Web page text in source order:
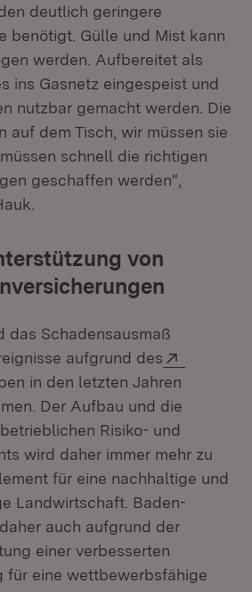
deutlich geringere
benötigt. Gülle und Mist kann
werden. Aufbereitet als
ins Gasnetz eingespeist und
nutzbar gemacht werden. Die
auf dem Tisch, wir müssen sie
schnell die richtigen
geschaffen werden“,
von
das Schadensausmaß
aufgrund des
in neuem Fenster)
in den letzten Jahren
Der Aufbau und die
Risiko- und
wird daher immer mehr zu
für eine nachhaltige und
Landwirtschaft. Baden-
auch aufgrund der
einer verbesserten
für eine wettbewerbsfähige